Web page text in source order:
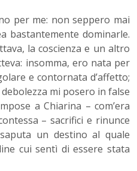
per me: non seppero mai
bastantemente dominarle.
la coscienza e un altro
insomma, ero nata per
e contornata d’affetto;
mi posero in false
a Chiarina – com’era
– sacrifici e rinunce
un destino al quale
cui sentì di essere stata